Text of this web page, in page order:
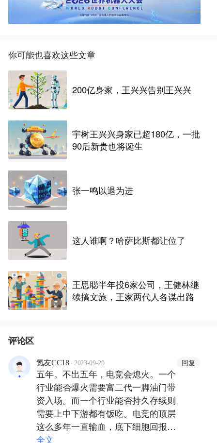
你可能也喜欢这些文章
200亿身家，王兴兴告别王兴兴
宇树王兴兴身家已超180亿，一批
90后新贵也将诞生
张一鸣以退为进
这人谁啊？哈萨比斯都让位了
王思聪半年投6家公司，王健林继
续搞文旅，王家两代人各谋出路
评论区
氪友CC18 · 2023-09-29 回复
五年。不出五年，电竞会熄火。一个
行业能否爆火需要富二代一脚油门带
资入场。而一个行业能否持久存续则
需要上中下游都有饭吃。电竞的顶层
这么多年一直输血，底下细胞回报率
不足，真像文章里吹的这么牛他早就
全文